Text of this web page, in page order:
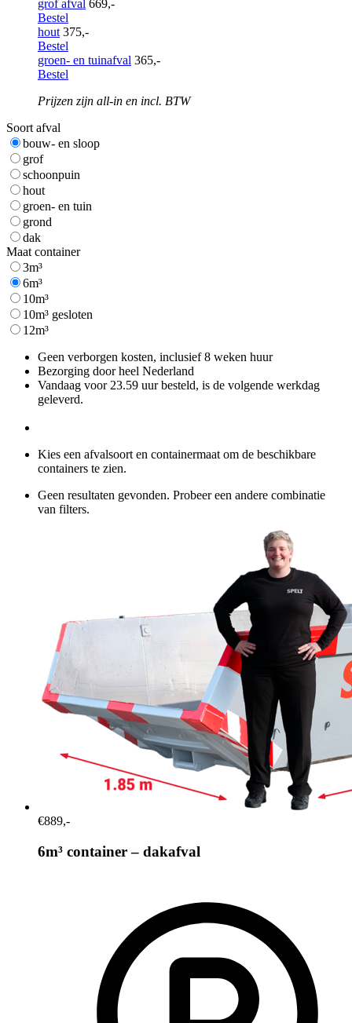
grof afval 669,-
Bestel
hout 375,-
Bestel
groen- en tuinafval 365,-
Bestel
Prijzen zijn all-in en incl. BTW
Soort afval
bouw- en sloop
grof
schoonpuin
hout
groen- en tuin
grond
dak
Maat container
3m³
6m³
10m³
10m³ gesloten
12m³
Geen verborgen kosten, inclusief 8 weken huur
Bezorging door heel Nederland
Vandaag voor 23.59 uur besteld, is de volgende werkdag
geleverd.
Kies een afvalsoort en containermaat om de beschikbare
containers te zien.
Geen resultaten gevonden. Probeer een andere combinatie
van filters.
€889,-
6m³ container – dakafval